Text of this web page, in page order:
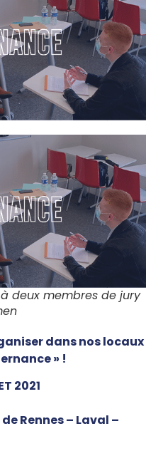
deux membres de jury
dans nos locaux
» !
2021
Rennes – Laval –